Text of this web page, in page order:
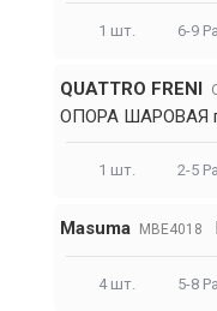
1 шт. 6-9
QUATTRO FRENI
ОПОРА ШАРОВАЯ
1 шт. 2-5
Masuma MBE4018
4 шт. 5-8